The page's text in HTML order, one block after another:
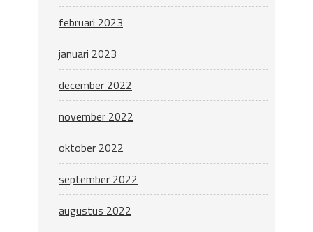
februari 2023
januari 2023
december 2022
november 2022
oktober 2022
september 2022
augustus 2022